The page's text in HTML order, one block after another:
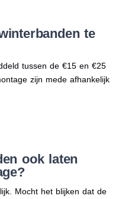
te
tussen de €15 en €25
zijn mede afhankelijk
ook laten
Mocht het blijken dat de